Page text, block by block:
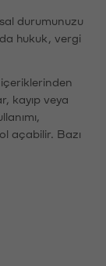
durumunuzu
hukuk, vergi
kayıp veya
açabilir. Bazı